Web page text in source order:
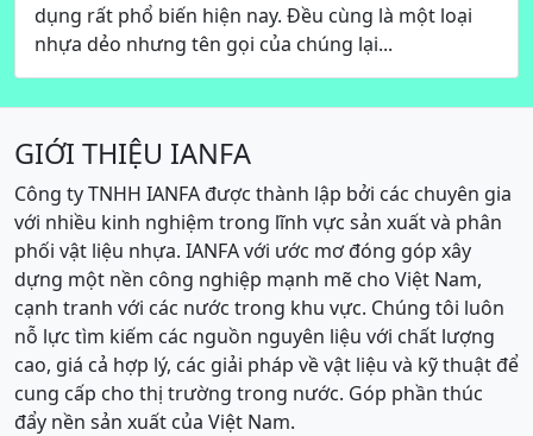
dụng rất phổ biến hiện nay. Đều cùng là một loại
nhựa dẻo nhưng tên gọi của chúng lại...
GIỚI THIỆU IANFA
Công ty TNHH IANFA được thành lập bởi các chuyên gia
với nhiều kinh nghiệm trong lĩnh vực sản xuất và phân
phối vật liệu nhựa. IANFA với ước mơ đóng góp xây
dựng một nền công nghiệp mạnh mẽ cho Việt Nam,
cạnh tranh với các nước trong khu vực. Chúng tôi luôn
nỗ lực tìm kiếm các nguồn nguyên liệu với chất lượng
cao, giá cả hợp lý, các giải pháp về vật liệu và kỹ thuật để
cung cấp cho thị trường trong nước. Góp phần thúc
đẩy nền sản xuất của Việt Nam.